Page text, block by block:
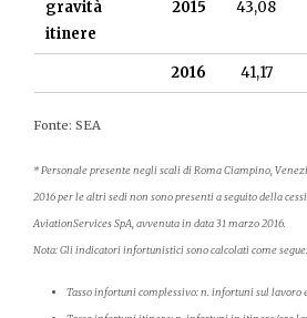
gravità
itinere
2015 43,08
2016 41,17
Fonte: SEA
* Personale presente negli scali di Roma Ciampino,
2016 per le altri sedi non sono presenti a seguito della
AviationServices SpA, avvenuta in data 31 marzo 2016.
Nota: Gli indicatori infortunistici sono calcolati come segue:
Tasso infortuni complessivo: n. infortuni sul